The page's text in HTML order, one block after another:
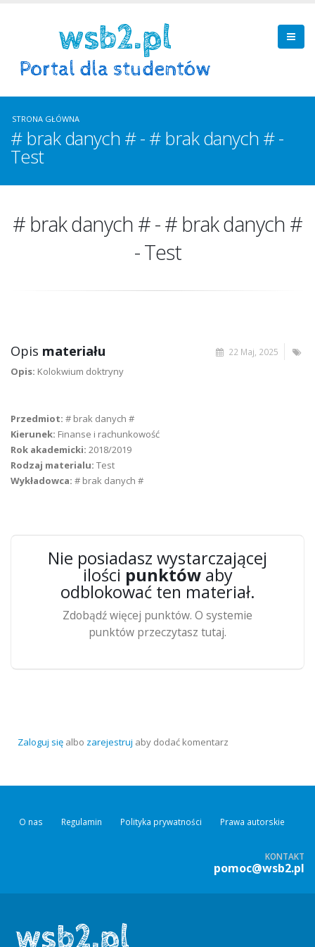
STRONA GŁÓWNA
# brak danych # - # brak danych # -
Test
# brak danych # - # brak danych #
- Test
22 Maj, 2025
Opis materiału
Opis: Kolokwium doktryny
Przedmiot: # brak danych #
Kierunek: Finanse i rachunkowość
Rok akademicki: 2018/2019
Rodzaj materialu: Test
Wykładowca: # brak danych #
Nie posiadasz wystarczającej
ilości punktówaby
odblokować ten materiał.
Zdobądź więcej punktów. O systemie
punktów przeczytasz tutaj.
Zaloguj się albo zarejestruj aby dodać komentarz
O nas Regulamin Polityka prywatności Prawa autorskie
KONTAKT
pomoc@wsb2.pl